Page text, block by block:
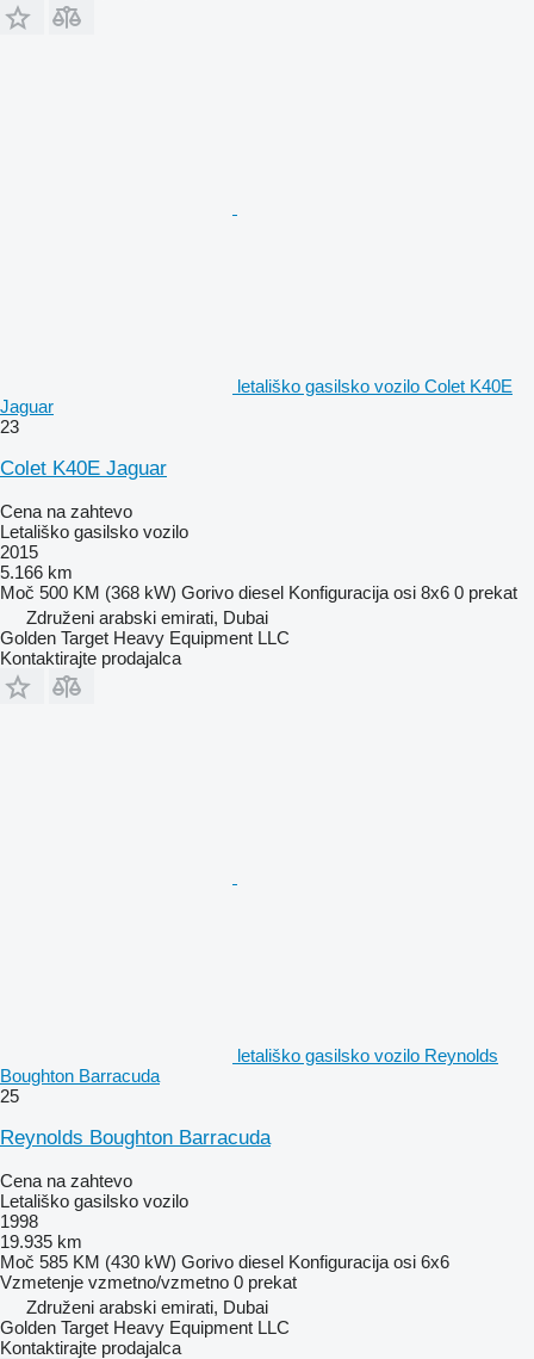
letališko gasilsko vozilo Colet K40E
Jaguar
23
Colet K40E Jaguar
Cena na zahtevo
Letališko gasilsko vozilo
2015
5.166 km
Moč 500 KM (368 kW) Gorivo diesel Konfiguracija osi 8x6 0 prekat
Združeni arabski emirati, Dubai
Golden Target Heavy Equipment LLC
Kontaktirajte prodajalca
letališko gasilsko vozilo Reynolds
Boughton Barracuda
25
Reynolds Boughton Barracuda
Cena na zahtevo
Letališko gasilsko vozilo
1998
19.935 km
Moč 585 KM (430 kW) Gorivo diesel Konfiguracija osi 6x6
Vzmetenje vzmetno/vzmetno 0 prekat
Združeni arabski emirati, Dubai
Golden Target Heavy Equipment LLC
Kontaktirajte prodajalca